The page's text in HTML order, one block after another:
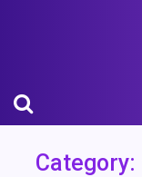
Category: